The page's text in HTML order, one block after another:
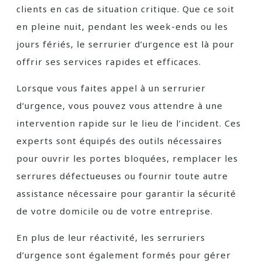
clients en cas de situation critique. Que ce soit
en pleine nuit, pendant les week-ends ou les
jours fériés, le serrurier d’urgence est là pour
offrir ses services rapides et efficaces.
Lorsque vous faites appel à un serrurier
d’urgence, vous pouvez vous attendre à une
intervention rapide sur le lieu de l’incident. Ces
experts sont équipés des outils nécessaires
pour ouvrir les portes bloquées, remplacer les
serrures défectueuses ou fournir toute autre
assistance nécessaire pour garantir la sécurité
de votre domicile ou de votre entreprise.
En plus de leur réactivité, les serruriers
d’urgence sont également formés pour gérer